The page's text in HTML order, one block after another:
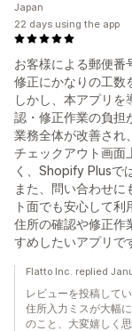
お客様による郵便番
修正にかなりの工数
しかし、本アプリ
認・修正作業の負担
業務全体が改善され
チェックアウト画面
く、Shopify Plusで
また、問い合わせ
ト面でも安心して利
住所の確認や修正作
すめしたいアプリで
Japan
22 days using the app
Flatto Inc. replied
レビューを投稿して
住所入力ミスが大幅
のこと、大変嬉しく思